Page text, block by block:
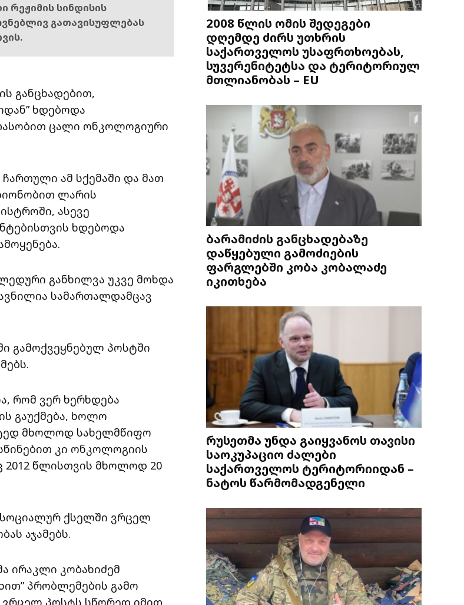
რეჟიმის სინდისის
გათავისუფლებას
განცხადებით,
ხდებოდა
ცალი ონკოლოგიური
ამ სქემაში და მათ
ლარის
ასევე
ხდებოდა
განხილვა უკვე მოხდა
სამართალდამცავ
გამოქვეყნებულ პოსტში
რომ ვერ ხერხდება
გაუქმება, ხოლო
მხოლოდ სახელმწიფო
კი ონკოლოგიის
2012 წლისთვის მხოლოდ 20
სოციალურ ქსელში ვრცელ
აჯამებს.
ირაკლი კობახიძემ
პრობლემების გამო
ვრცელ პოსტს სწორედ იმით
2008 წლის ომის შედეგები
დღემდე ძირს უთხრის
საქართველოს უსაფრთხოებას,
სუვერენიტეტსა და ტერიტორიულ
მთლიანობას – EU
ბარამიძის განცხადებაზე
დაწყებული გამოძიების
ფარგლებში კობა კობალაძე
იკითხება
რუსეთმა უნდა გაიყვანოს თავისი
საოკუპაციო ძალები
საქართველოს ტერიტორიიდან –
ნატოს წარმომადგენელი